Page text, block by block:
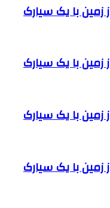
زمین با یک سیارک
زمین با یک سیارک
زمین با یک سیارک
زمین با یک سیارک